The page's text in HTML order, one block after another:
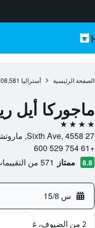
الصفحة الرئيسية أستراليا
ماجوركا أيل
4 نجوم
27 Sixth Ave, 4558, ماروتشيدور, كوينزلاند, أستراليا
+61 754 529 600
8.8 ممتاز 571 من التقييمات تم التحقق منها
س 15/8
2 من الضيوف، غرفة واحدة